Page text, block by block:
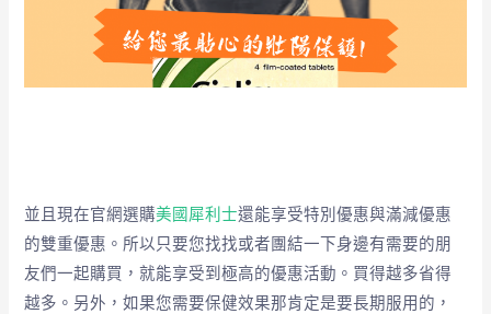
並且現在官網選購美國犀利士還能享受特別優惠與滿減優惠
的雙重優惠。所以只要您找找或者團結一下身邊有需要的朋
友們一起購買，就能享受到極高的優惠活動。買得越多省得
越多。另外，如果您需要保健效果那肯定是要長期服用的，